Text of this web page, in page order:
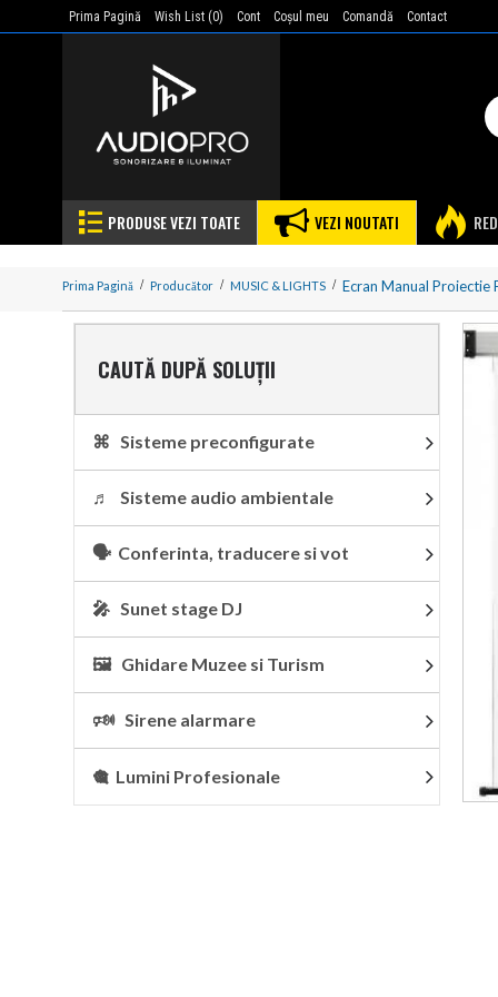
Prima Pagină Wish List (0) Cont Coşul meu Comandă Contact
PRODUSE VEZI TOATE VEZI NOUTATI
Prima Pagină Producător MUSIC & LIGHTS Ecran Manual Proiectie
CAUTĂ DUPĂ SOLUȚII
⌘ Sisteme preconfigurate
♬ Sisteme audio ambientale
🗣 Conferinta, traducere si vot
🎤 Sunet stage DJ
🖼 Ghidare Muzee si Turism
🕬 Sirene alarmare
🎕 Lumini Profesionale